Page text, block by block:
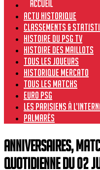
Actu historique
Classements &
Histoire du PSG TV
Histoire des maillots
Tous les joueurs
Historique Mercato
Tous les matchs
Euro PSG
Les Parisiens à
Palmarès
Anniversaires,
quotidienne du 02